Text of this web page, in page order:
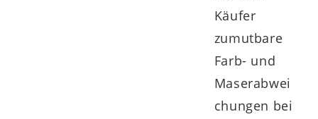
Käufer
zumutbare
Farb- und
Maserabwei
chungen bei